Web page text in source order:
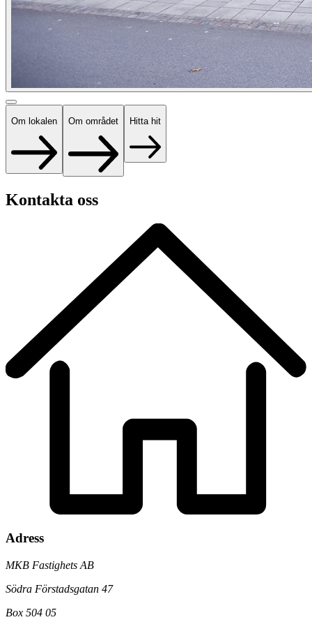
Om lokalen Om området Hitta hit
Kontakta oss
Adress
MKB Fastighets AB
Södra Förstadsgatan 47
Box 504 05